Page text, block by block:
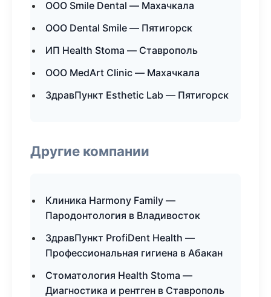
ООО Smile Dental — Махачкала
ООО Dental Smile — Пятигорск
ИП Health Stoma — Ставрополь
ООО MedArt Clinic — Махачкала
ЗдравПункт Esthetic Lab — Пятигорск
Другие компании
Клиника Harmony Family —
Пародонтология в Владивосток
ЗдравПункт ProfiDent Health —
Профессиональная гигиена в Абакан
Стоматология Health Stoma —
Диагностика и рентген в Ставрополь